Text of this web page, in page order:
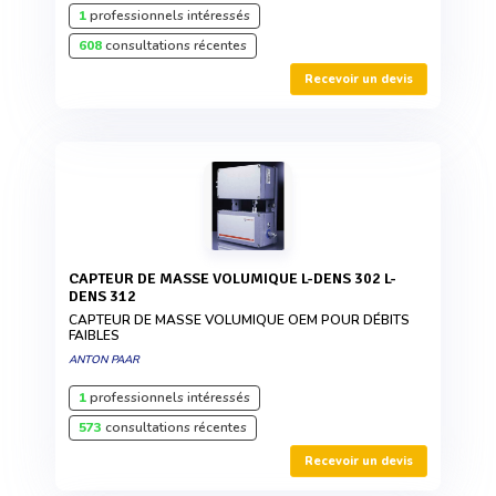
1professionnels intéressés
608consultations récentes
Recevoir un devis
CAPTEUR DE MASSE VOLUMIQUE L-DENS 302 L-
DENS 312
CAPTEUR DE MASSE VOLUMIQUE OEM POUR DÉBITS
FAIBLES
ANTON PAAR
1professionnels intéressés
573 consultations récentes
Recevoir un devis